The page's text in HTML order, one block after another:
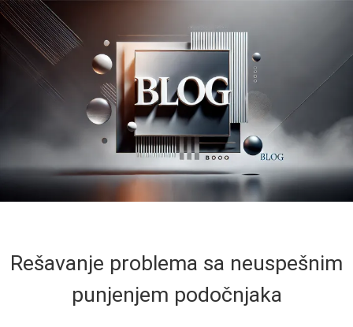
Rešavanje problema sa neuspešnim
punjenjem podočnjaka